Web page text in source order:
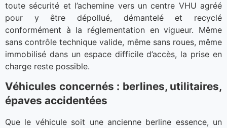
toute sécurité et l’achemine vers un centre VHU agréé
pour y être dépollué, démantelé et recyclé
conformément à la réglementation en vigueur. Même
sans contrôle technique valide, même sans roues, même
immobilisé dans un espace difficile d’accès, la prise en
charge reste possible.
Véhicules concernés : berlines, utilitaires,
épaves accidentées
Que le véhicule soit une ancienne berline essence, un